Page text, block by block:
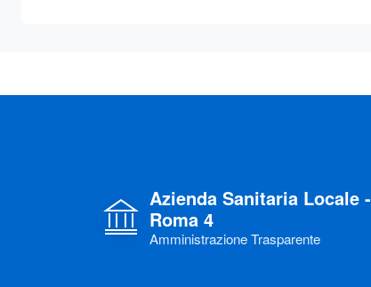
Azienda Sanitaria Locale -
Roma 4
Amministrazione Trasparente